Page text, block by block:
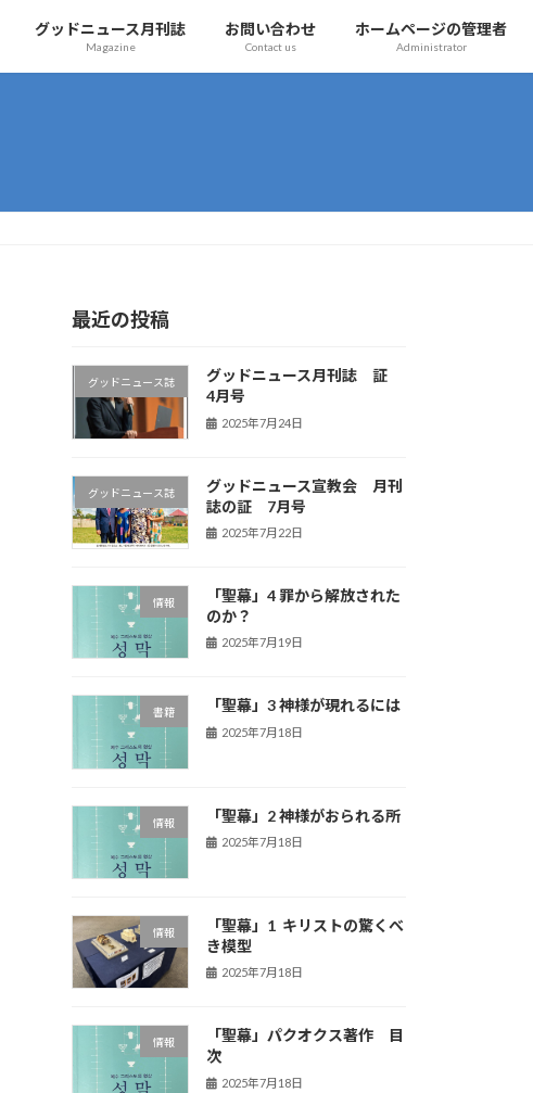
グッドニュース月刊誌
Magazine
お問い合わせ
Contact us
ホームページの管理者
Administrator
最近の投稿
グッドニュース誌
グッドニュース月刊誌 証
4月号
2025年7月24日
グッドニュース誌
グッドニュース宣教会 月刊
誌の証 7月号
2025年7月22日
情報
「聖幕」4 罪から解放された
のか？
2025年7月19日
書籍 「聖幕」3 神様が現れるには
2025年7月18日
情報 「聖幕」2 神様がおられる所
2025年7月18日
情報
「聖幕」1 キリストの驚くべ
き模型
2025年7月18日
情報
「聖幕」パクオクス著作 目
次
2025年7月18日